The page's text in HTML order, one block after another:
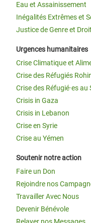
Eau et Assainissement
Inégalités Extrêmes et
Justice de Genre et
Urgences humanitaires
Crise Climatique et
Crise des Réfugiés
Crise des Réfugié·es au
Crisis in Gaza
Crisis in Lebanon
Crise en Syrie
Crise au Yémen
Soutenir notre action
Faire un Don
Rejoindre nos
Travailler Avec Nous
Devenir Bénévole